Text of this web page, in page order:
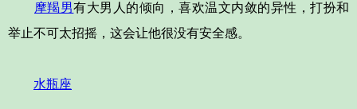
摩羯男有大男人的倾向，喜欢温文内敛的异性，打扮和
举止不可太招摇，这会让他很没有安全感。
水瓶座